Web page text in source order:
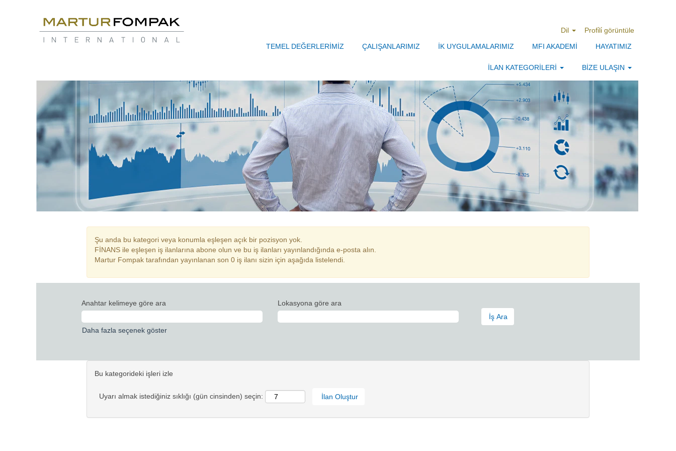
Dil
Profi̇li̇ görüntüle
TEMEL DEĞERLERİMİZ
ÇALIŞANLARIMIZ İK UYGULAMALARIMIZ MFI AKADEMİ HAYATIMIZ
İLAN KATEGORİLERİ BİZE ULAŞIN
Şu anda bu kategori veya konumla eşleşen açık bir pozisyon yok.
FİNANS ile eşleşen iş ilanlarına abone olun ve bu iş ilanları yayınlandığında e-posta alın.
Martur Fompak tarafından yayınlanan son 0 iş ilanı sizin için aşağıda listelendi.
Anahtar kelimeye göre ara Lokasyona göre ara
Daha fazla seçenek göster
Bu kategorideki işleri izle
Uyarı almak istediğiniz sıklığı (gün cinsinden) seçin: